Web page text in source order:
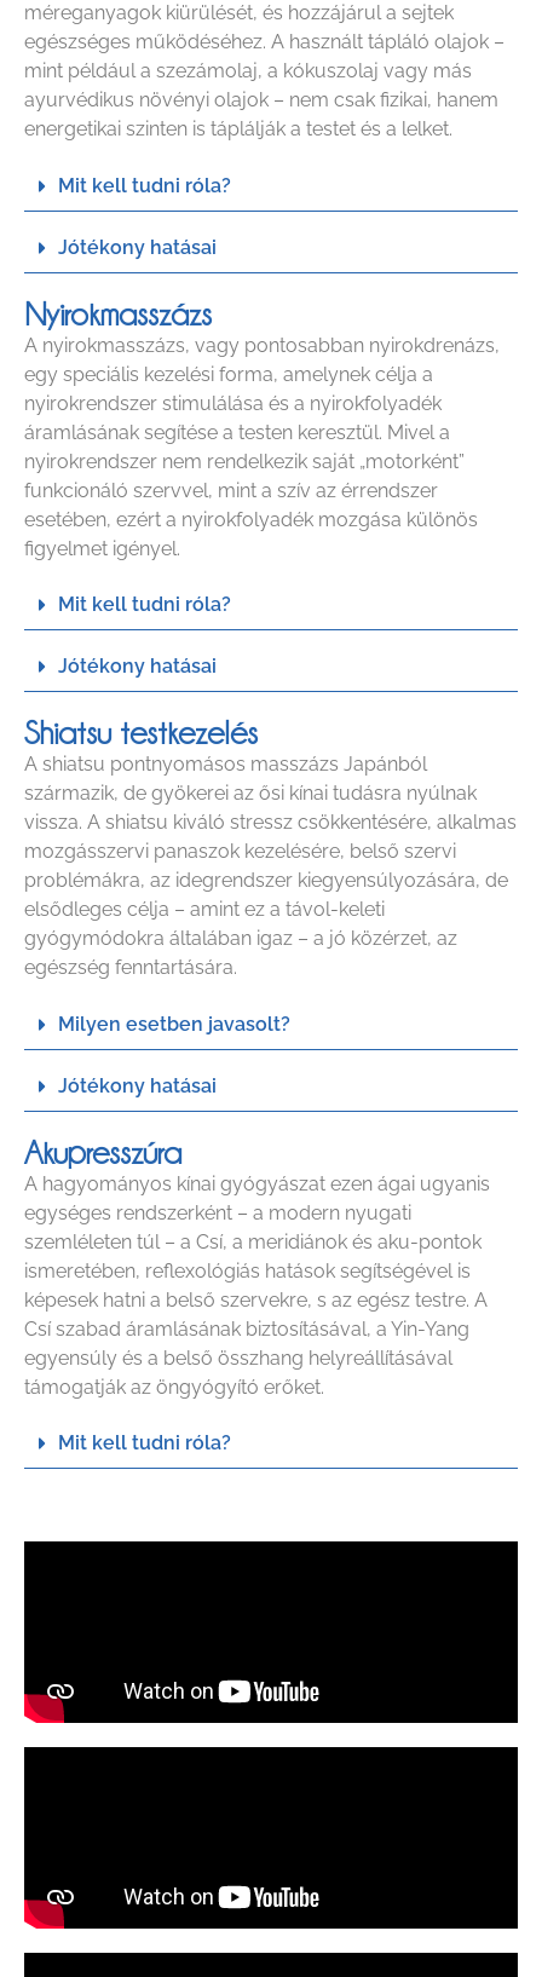
méreganyagok kiürülését, és hozzájárul a sejtek
egészséges működéséhez. A használt tápláló olajok –
mint például a szezámolaj, a kókuszolaj vagy más
ayurvédikus növényi olajok – nem csak fizikai, hanem
energetikai szinten is táplálják a testet és a lelket.
Mit kell tudni róla?
Jótékony hatásai
Nyirokmasszázs
A nyirokmasszázs, vagy pontosabban nyirokdrenázs,
egy speciális kezelési forma, amelynek célja a
nyirokrendszer stimulálása és a nyirokfolyadék
áramlásának segítése a testen keresztül. Mivel a
nyirokrendszer nem rendelkezik saját „motorként”
funkcionáló szervvel, mint a szív az érrendszer
esetében, ezért a nyirokfolyadék mozgása különös
figyelmet igényel.
Mit kell tudni róla?
Jótékony hatásai
Shiatsu testkezelés
A shiatsu pontnyomásos masszázs Japánból
származik, de gyökerei az ősi kínai tudásra nyúlnak
vissza. A shiatsu kiváló stressz csökkentésére, alkalmas
mozgásszervi panaszok kezelésére, belső szervi
problémákra, az idegrendszer kiegyensúlyozására, de
elsődleges célja – amint ez a távol-keleti
gyógymódokra általában igaz – a jó közérzet, az
egészség fenntartására.
Milyen esetben javasolt?
Jótékony hatásai
Akupresszúra
A hagyományos kínai gyógyászat ezen ágai ugyanis
egységes rendszerként – a modern nyugati
szemléleten túl – a Csí, a meridiánok és aku-pontok
ismeretében, reflexológiás hatások segítségével is
képesek hatni a belső szervekre, s az egész testre. A
Csí szabad áramlásának biztosításával, a Yin-Yang
egyensúly és a belső összhang helyreállításával
támogatják az öngyógyító erőket.
Mit kell tudni róla?